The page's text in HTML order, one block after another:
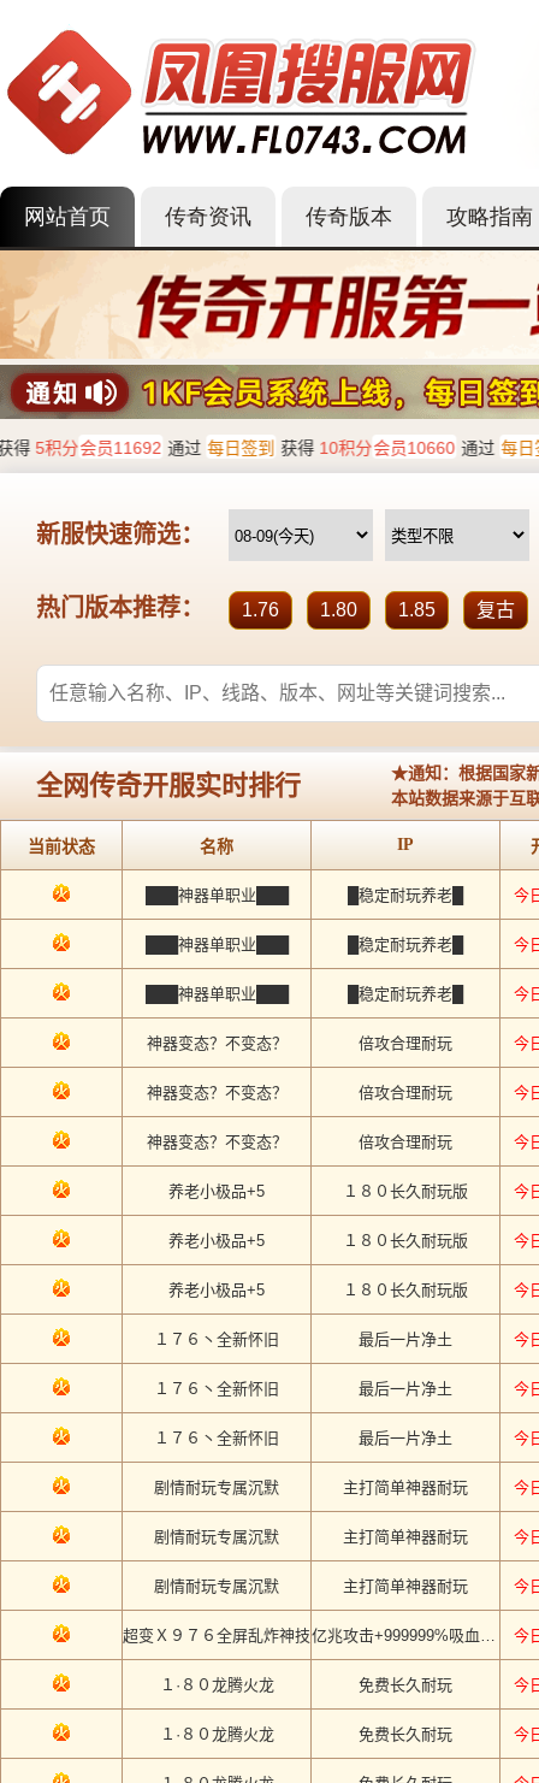
网站首页 传奇资讯 传奇版本 攻略指南